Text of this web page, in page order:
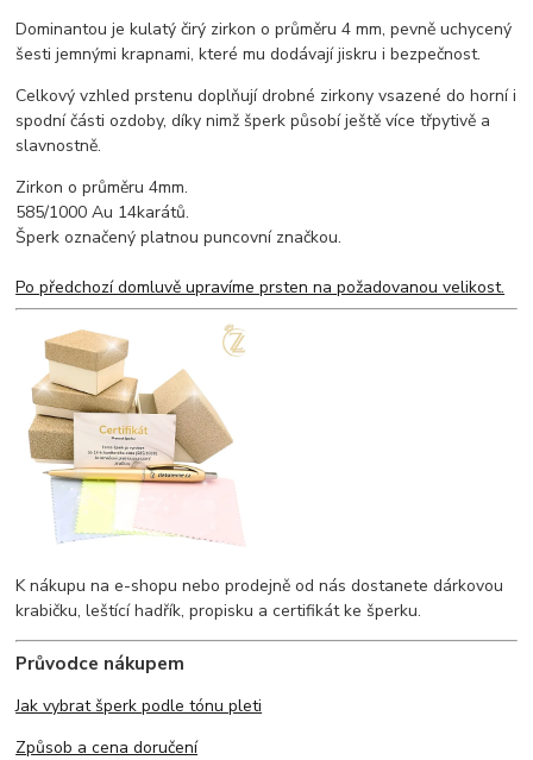
Dominantou je kulatý čirý zirkon o průměru 4 mm, pevně uchycený
šesti jemnými krapnami, které mu dodávají jiskru i bezpečnost.
Celkový vzhled prstenu doplňují drobné zirkony vsazené do horní i
spodní části ozdoby, díky nimž šperk působí ještě více třpytivě a
slavnostně.
Zirkon o průměru 4mm.
585/1000 Au 14karátů.
Šperk označený platnou puncovní značkou.
Po předchozí domluvě upravíme prsten na požadovanou velikost.
K nákupu na e-shopu nebo prodejně od nás dostanete dárkovou
krabičku, leštící hadřík, propisku a certifikát ke šperku.
Průvodce nákupem
Jak vybrat šperk podle tónu pleti
Způsob a cena doručení